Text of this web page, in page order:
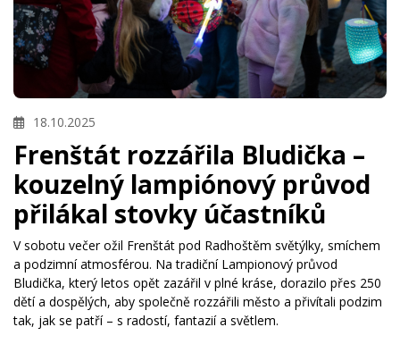
18.10.2025
Frenštát rozzářila Bludička –
kouzelný lampiónový průvod
přilákal stovky účastníků
V sobotu večer ožil Frenštát pod Radhoštěm světýlky, smíchem
a podzimní atmosférou. Na tradiční Lampionový průvod
Bludička, který letos opět zazářil v plné kráse, dorazilo přes 250
dětí a dospělých, aby společně rozzářili město a přivítali podzim
tak, jak se patří – s radostí, fantazií a světlem.